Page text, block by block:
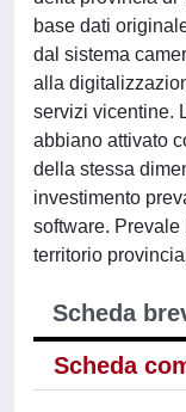
base dati
dal sistema
alla
servizi vicentine.
abbiano attivato
della stessa
investimento
software. Prevale
territorio
Scheda
Scheda